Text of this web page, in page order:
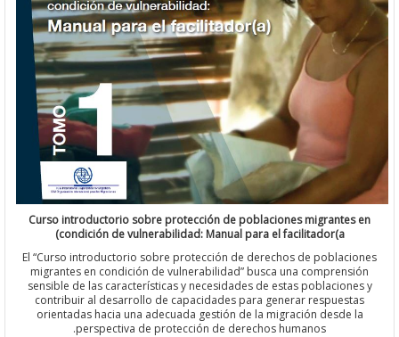
Curso introductorio sobre protección de poblaciones
condición de vulnerabilidad: Manual para el facilitador(a)
El “Curso introductorio sobre protección de derechos de
migrantes en condición de vulnerabilidad” busca una
sensible de las características y necesidades de estas
contribuir al desarrollo de capacidades para generar
orientadas hacia una adecuada gestión de la migración desde
perspectiva de protección de derechos humanos.